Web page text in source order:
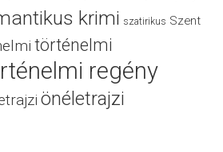
krimi szatirikus Szent
történelmi
regény
önéletrajzi